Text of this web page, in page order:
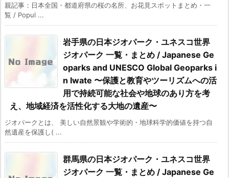
親記事：日本全国・都道府県の桜の名所、お花見スポットまとめ・一
覧 / Popul ...
岩手県の日本ジオパーク・ユネスコ世界
ジオパーク 一覧・まとめ / Japanese Ge
oparks and UNESCO Global Geoparks i
n Iwate 〜保護と教育やツーリズムへの活
用で持続可能な社会や地球のあり方を考
え、地域経済を活性化する大地の遺産〜
ジオパークとは、 美しい自然景観や学術的・地球科学的価値を持つ自
然遺産を保護し( ...
群馬県の日本ジオパーク・ユネスコ世界
ジオパーク 一覧・まとめ / Japanese Ge